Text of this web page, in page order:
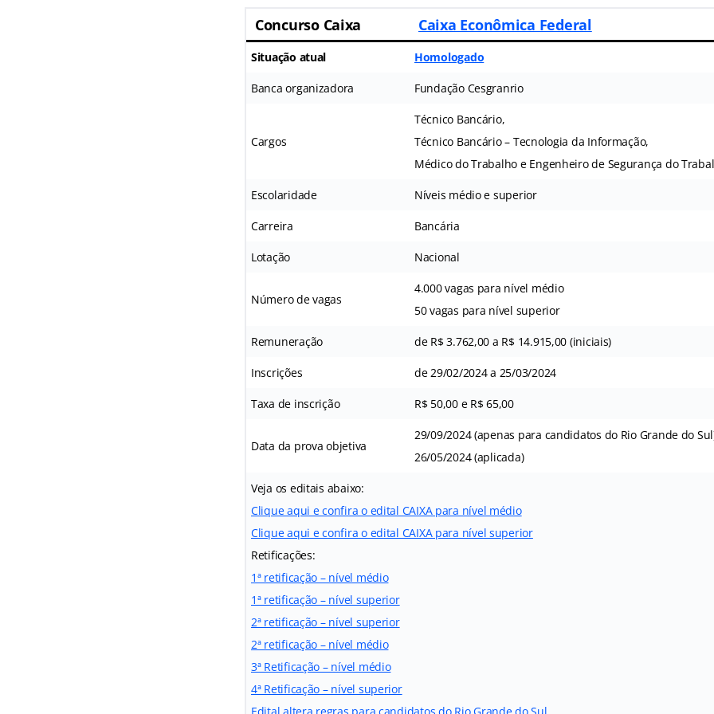
Concurso Caixa Caixa Econômica Federal
Situação atual Homologado
Banca organizadora Fundação Cesgranrio
Cargos
Técnico Bancário,
Técnico Bancário – Tecnologia da Informação,
Médico do Trabalho e Engenheiro de Segurança do
Escolaridade Níveis médio e superior
Carreira Bancária
Lotação Nacional
Número de vagas
4.000 vagas para nível médio
50 vagas para nível superior
Remuneração de R$ 3.762,00 a R$ 14.915,00 (iniciais)
Inscrições de 29/02/2024 a 25/03/2024
Taxa de inscrição R$ 50,00 e R$ 65,00
Data da prova objetiva
29/09/2024 (apenas para candidatos do Rio Grande do
26/05/2024 (aplicada)
Veja os editais abaixo:
Clique aqui e confira o edital CAIXA para nível médio
Clique aqui e confira o edital CAIXA para nível superior
Retificações:
1ª retificação – nível médio
1ª retificação – nível superior
2ª retificação – nível superior
2ª retificação – nível médio
3ª Retificação – nível médio
4ª Retificação – nível superior